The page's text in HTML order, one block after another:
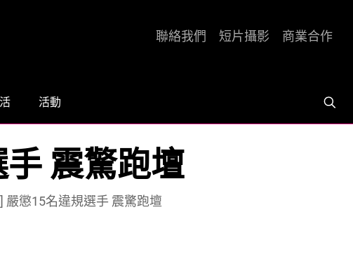
活動
聯絡我們 短片攝影 商業合作
震驚跑壇
嚴懲15名違規選手 震驚跑壇